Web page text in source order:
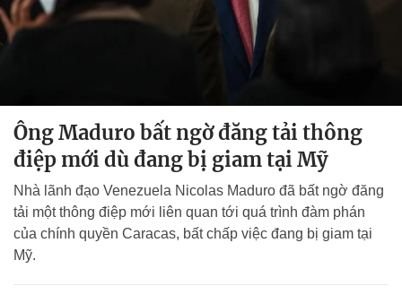
Ông Maduro bất ngờ đăng tải thông
điệp mới dù đang bị giam tại Mỹ
Nhà lãnh đạo Venezuela Nicolas Maduro đã bất ngờ đăng
tải một thông điệp mới liên quan tới quá trình đàm phán
của chính quyền Caracas, bất chấp việc đang bị giam tại
Mỹ.